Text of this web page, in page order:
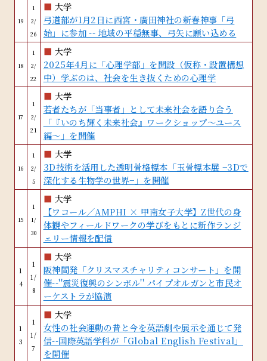
19
1
2/
26
■ 大学
弓道部が1月2日に西宮・廣田神社の新春神事「弓
始」に参加 -- 地域の平穏無事、弓矢に願い込める
18
1
2/
22
■ 大学
2025年4月に「心理学部」を開設（仮称・設置構想
中）学ぶのは、社会を生き抜くための心理学
17
1
2/
21
■ 大学
若者たちが「当事者」として未来社会を語り合う
「『いのち輝く未来社会』ワークショップ～ユース
編〜」を開催
16
1
2/
5
■ 大学
3D技術を活用した透明骨格標本「玉骨標本展 −3Dで
深化する生物学の世界−」を開催
15
1
1/
30
■ 大学
【ワコール／AMPHI × 甲南女子大学】Z世代の身
体観やフィールドワークの学びをもとに新作ランジ
ェリー情報を配信
1
4
1
1/
8
■ 大学
阪神間発「クリスマスチャリティコンサート」を開
催--''震災復興のシンボル'' パイプオルガンと市民オ
ーケストラが協演
1
3
1
1/
7
■ 大学
女性の社会運動の昔と今を英語劇や展示を通じて発
信--国際英語学科が「Global English Festival」
を開催